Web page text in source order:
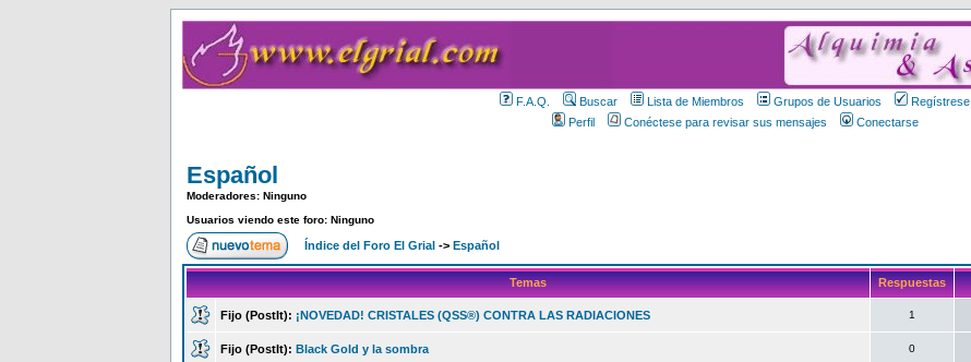
F.A.Q. Buscar Lista de Miembros Grupos de Usuarios
Regístrese
Perfil
Conéctese para revisar sus mensajes Conectarse
Español
Moderadores: Ninguno
Usuarios viendo este foro: Ninguno
Índice del Foro El Grial-> Español
Temas Respuestas
Fijo (PostIt): ¡NOVEDAD! CRISTALES (QSS®) CONTRA LAS RADIACIONES 1
Fijo (PostIt): Black Gold y la sombra 0